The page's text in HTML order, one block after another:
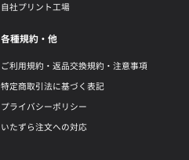
自社プリント工場
各種規約・他
ご利用規約・返品交換規約・注意事項
特定商取引法に基づく表記
プライバシーポリシー
いたずら注文への対応